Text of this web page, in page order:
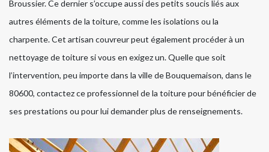
Broussier. Ce dernier s’occupe aussi des petits soucis liés aux
autres éléments de la toiture, comme les isolations ou la
charpente. Cet artisan couvreur peut également procéder à un
nettoyage de toiture si vous en exigez un. Quelle que soit
l’intervention, peu importe dans la ville de Bouquemaison, dans le
80600, contactez ce professionnel de la toiture pour bénéficier de
ses prestations ou pour lui demander plus de renseignements.